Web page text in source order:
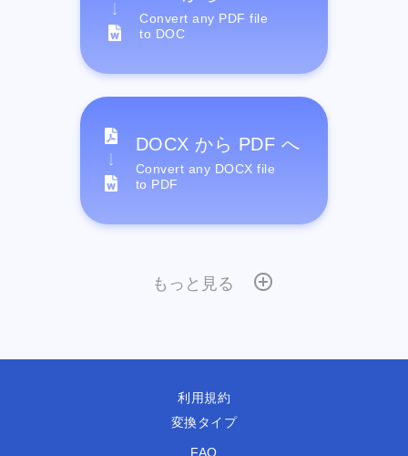
Convert any PDF file
to DOC
DOCX から PDF へ
Convert any DOCX file
to PDF
もっと見る
利用規約
変換タイプ
FAQ